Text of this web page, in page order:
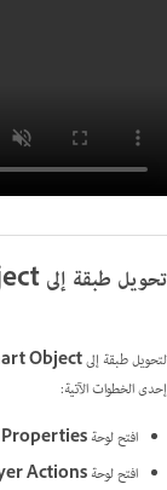
تحويل طبقة إلى Smart Object
لتحويل طبقة إلىObject
إحدى الخطوات الآتية:
افتح لوحة
افتح لوحةActions